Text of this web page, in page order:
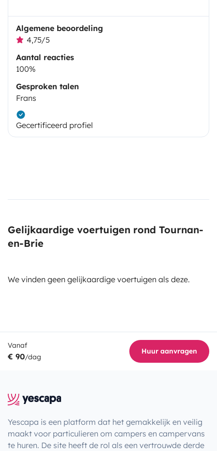
Algemene beoordeling
4,75/5
Aantal reacties
100%
Gesproken talen
Frans
Gecertificeerd profiel
Gelijkaardige voertuigen rond Tournan-
en-Brie
We vinden geen gelijkaardige voertuigen als deze.
Vanaf
€ 90/dag
Huur aanvragen
Yescapa is een platform dat het gemakkelijk en veilig
maakt voor particulieren om campers en campervans
te huren. De site heeft de rol als een vertrouwde derde